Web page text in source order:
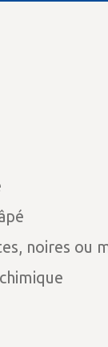
noires ou